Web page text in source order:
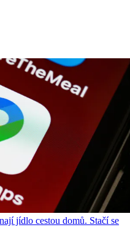
jídlo cestou domů. Stačí se